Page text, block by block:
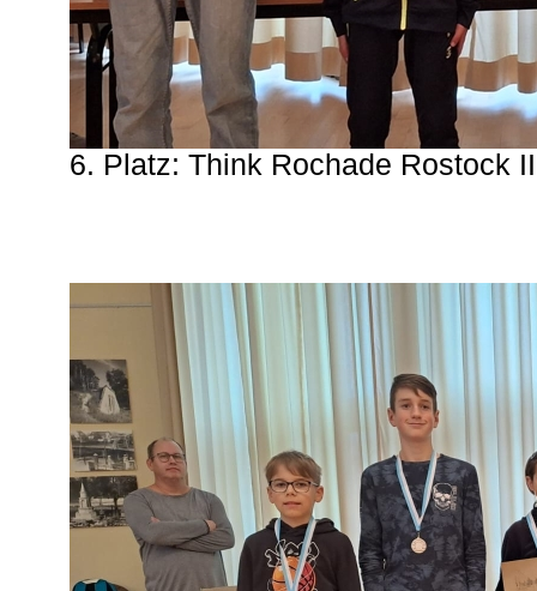
6. Platz: Think Rochade Rostock II